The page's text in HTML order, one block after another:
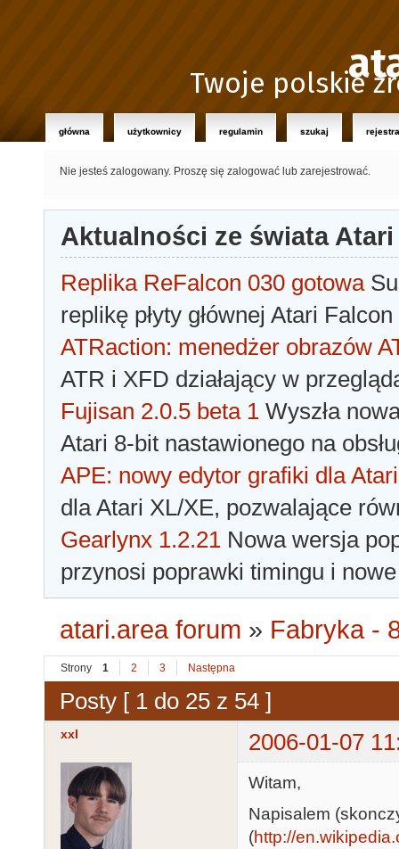
Twoje polskie
główna użytkownicy regulamin szukaj
Nie jesteś zalogowany. Proszę się zalogować lub zarejestrować.
Aktualności ze świata Atari
Replika ReFalcon 030 gotowa
replikę płyty głównej Atari
ATRaction: menedżer obrazów
ATR i XFD działający w
Fujisan 2.0.5 beta 1 Wyszła
Atari 8-bit nastawionego na
APE: nowy edytor grafiki dla Atari
dla Atari XL/XE, pozwalające
Gearlynx 1.2.21 Nowa wersja
przynosi poprawki timingu i
atari.area forum » Fabryka -
Strony 1 2 3 Następna
Posty [ 1 do 25 z 54 ]
xxl 2006-01-07
Witam,
Napisalem
(http://